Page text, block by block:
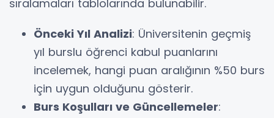
sıralamaları tablolarında bulunabilir.
Önceki Yıl Analizi: Üniversitenin geçmiş
yıl burslu öğrenci kabul puanlarını
incelemek, hangi puan aralığının %50 burs
için uygun olduğunu gösterir.
Burs Koşulları ve Güncellemeler: